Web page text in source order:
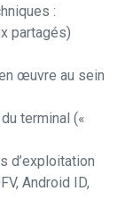
:
partagés)
œuvre au sein
terminal («
d’exploitation
Android ID,